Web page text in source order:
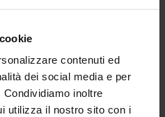
contenuti ed
dei social media e per
inoltre
utilizza il nostro sito con i
scheda
SRL
UTENSILI